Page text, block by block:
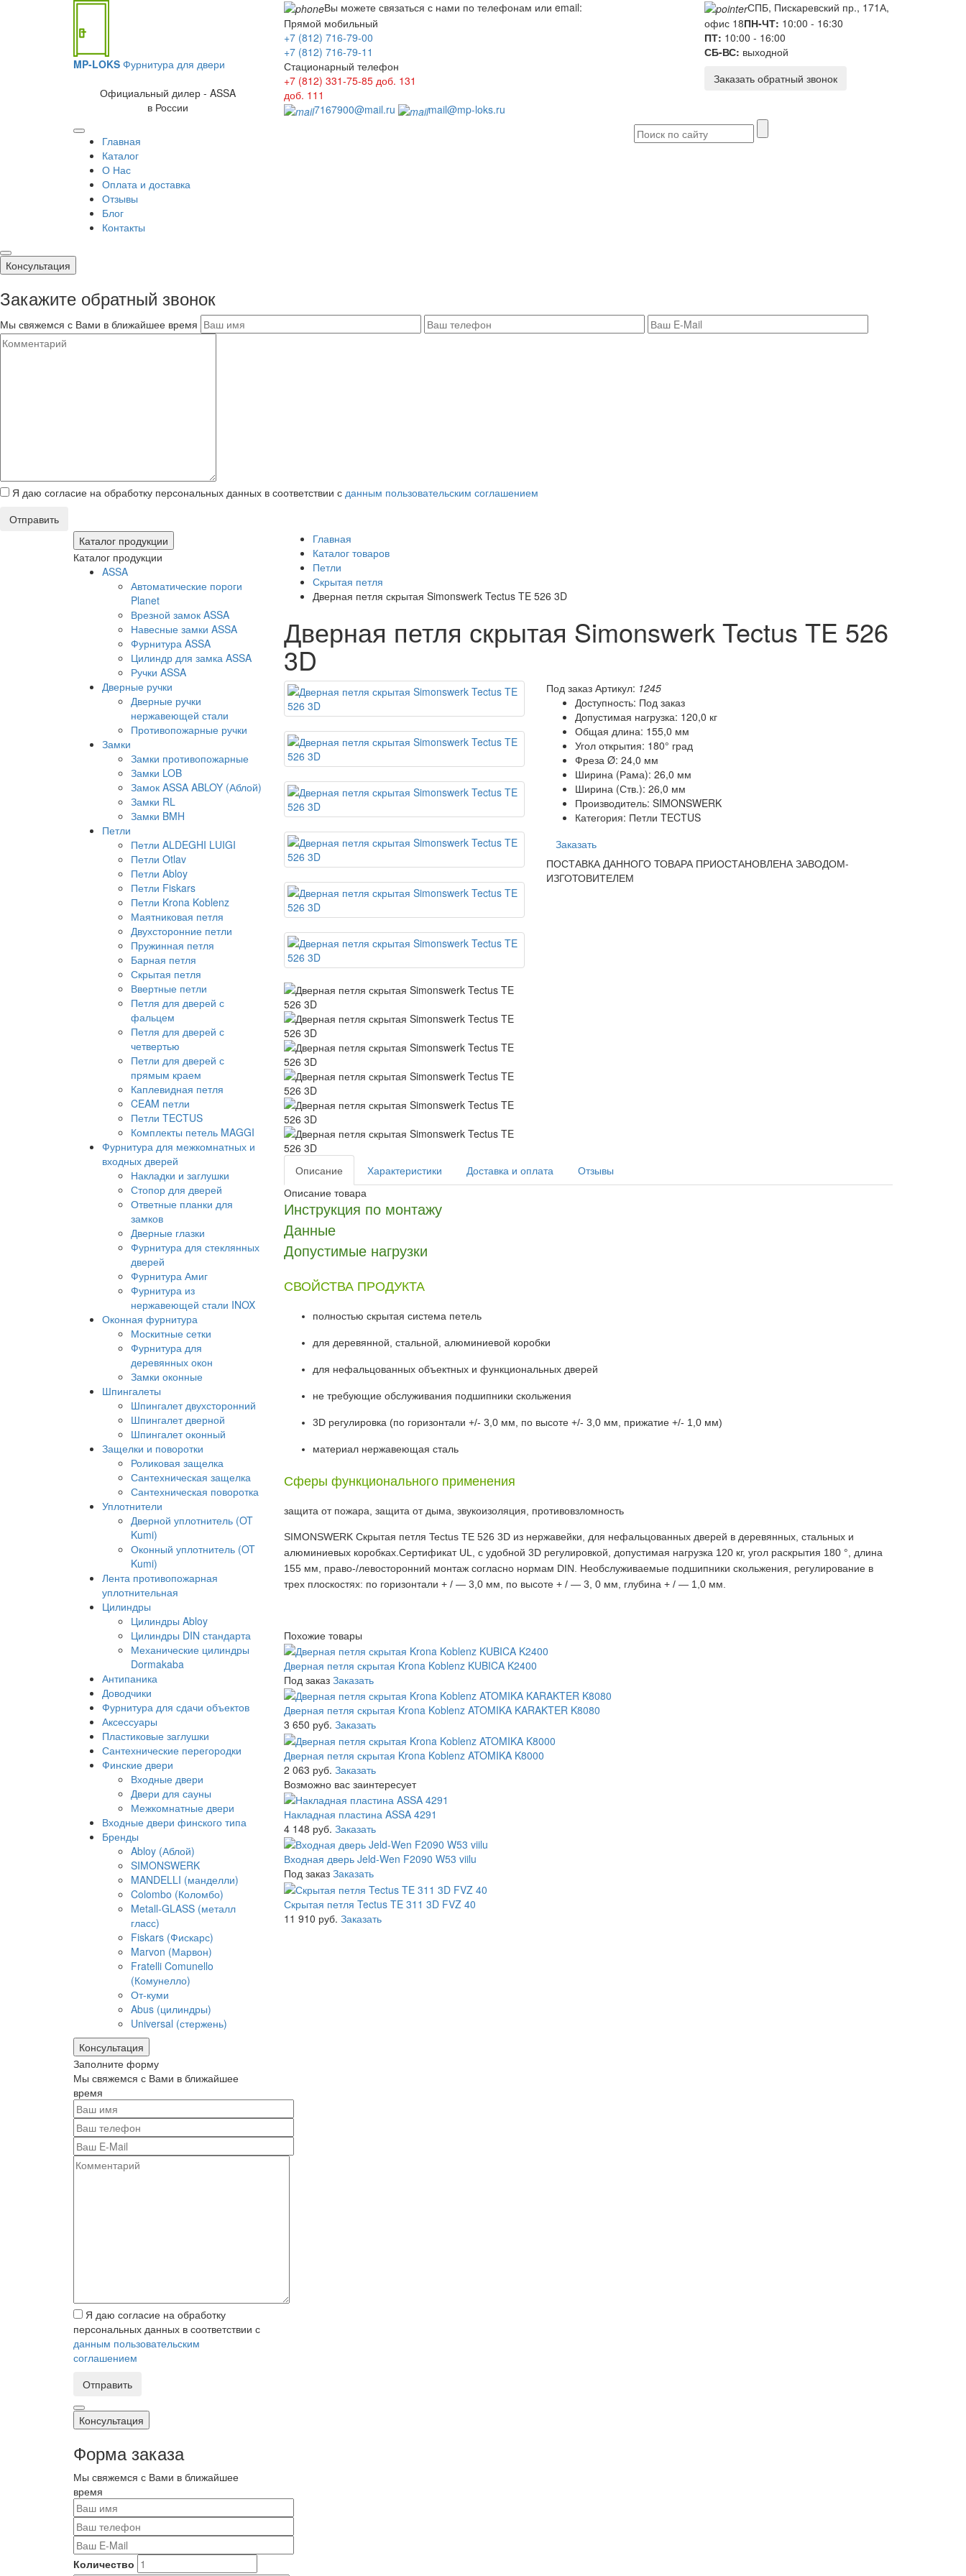
MP-LOKS Фурнитура для двери
Официальный дилер - ASSA
в России
Вы можете связаться с нами по телефонам или email:
Прямой мобильный
+7 (812) 716-79-00
+7 (812) 716-79-11
Стационарный телефон
+7 (812) 331-75-85 доб. 131
доб. 111
7167900@mail.ru
mail@mp-loks.ru
СПБ, Пискаревский пр., 171А,
офис 18ПН-ЧТ: 10:00 - 16:30
ПТ: 10:00 - 16:00
СБ-ВС: выходной
Заказать обратный звонок
Главная
Каталог
О Нас
Оплата и доставка
Отзывы
Блог
Контакты
Консультация
Закажите обратный звонок
Мы свяжемся с Вами в ближайшее время
Я даю согласие на обработку персональных данных в соответствии с данным пользовательским соглашением
Отправить
Каталог продукции
Каталог продукции
ASSA
Автоматические пороги
Planet
Врезной замок ASSA
Навесные замки ASSA
Фурнитура ASSA
Цилиндр для замка ASSA
Ручки ASSA
Дверные ручки
Дверные ручки
нержавеющей стали
Противопожарные ручки
Замки
Замки противопожарные
Замки LOB
Замок ASSA ABLOY (Аблой)
Замки RL
Замки BMH
Петли
Петли ALDEGHI LUIGI
Петли Otlav
Петли Abloy
Петли Fiskars
Петли Krona Koblenz
Маятниковая петля
Двухсторонние петли
Пружинная петля
Барная петля
Скрытая петля
Ввертные петли
Петля для дверей с
фальцем
Петля для дверей с
четвертью
Петли для дверей с
прямым краем
Каплевидная петля
CEAM петли
Петли TECTUS
Комплекты петель MAGGI
Фурнитура для межкомнатных и
входных дверей
Накладки и заглушки
Стопор для дверей
Ответные планки для
замков
Дверные глазки
Фурнитура для стеклянных
дверей
Фурнитура Амиг
Фурнитура из
нержавеющей стали INOX
Оконная фурнитура
Москитные сетки
Фурнитура для
деревянных окон
Замки оконные
Шпингалеты
Шпингалет двухсторонний
Шпингалет дверной
Шпингалет оконный
Защелки и поворотки
Роликовая защелка
Сантехническая защелка
Сантехническая поворотка
Уплотнители
Дверной уплотнитель (OT
Kumi)
Оконный уплотнитель (OT
Kumi)
Лента противопожарная
уплотнительная
Цилиндры
Цилиндры Abloy
Цилиндры DIN стандарта
Механические цилиндры
Dormakaba
Антипаника
Доводчики
Фурнитура для сдачи объектов
Аксессуары
Пластиковые заглушки
Сантехнические перегородки
Финские двери
Входные двери
Двери для сауны
Межкомнатные двери
Входные двери финского типа
Бренды
Abloy (Аблой)
SIMONSWERK
MANDELLI (манделли)
Colombo (Коломбо)
Metall-GLASS (металл
гласс)
Fiskars (Фискарс)
Marvon (Марвон)
Fratelli Comunello
(Комунелло)
От-куми
Abus (цилиндры)
Universal (стержень)
Консультация
Заполните форму
Мы свяжемся с Вами в ближайшее
время
Я даю согласие на обработку
персональных данных в соответствии с
данным пользовательским
соглашением
Отправить
Консультация
Форма заказа
Мы свяжемся с Вами в ближайшее
время
Количество
Главная
Каталог товаров
Петли
Скрытая петля
Дверная петля скрытая Simonswerk Tectus TE 526 3D
Дверная петля скрытая Simonswerk Tectus TE 526
3D
Под заказАртикул: 1245
Доступность: Под заказ
Допустимая нагрузка: 120,0 кг
Общая длина: 155,0 мм
Угол открытия: 180° град
Фреза Ø: 24,0 мм
Ширина (Рама): 26,0 мм
Ширина (Ств.): 26,0 мм
Производитель: SIMONSWERK
Категория: Петли TECTUS
Заказать
ПОСТАВКА ДАННОГО ТОВАРА ПРИОСТАНОВЛЕНА ЗАВОДОМ-
ИЗГОТОВИТЕЛЕМ
Описание Характеристики Доставка и оплата
Отзывы
Описание товара
Инструкция по монтажу
Данные
Допустимые нагрузки
СВОЙСТВА ПРОДУКТА
полностью скрытая система петель
для деревянной, стальной, алюминиевой коробки
для нефальцованных объектных и функциональных дверей
не требующие обслуживания подшипники скольжения
3D регулировка (по горизонтали +/- 3,0 мм, по высоте +/- 3,0 мм, прижатие +/- 1,0 мм)
материал нержавеющая сталь
Сферы функционального применения
защита от пожара, защита от дыма, звукоизоляция, противовзломность
SIMONSWERK Скрытая петля Tectus TE 526 3D из нержавейки, для нефальцованных дверей в деревянных, стальных и
алюминиевых коробках.Сертификат UL, с удобной 3D регулировкой, допустимая нагрузка 120 кг, угол раскрытия 180 °, длина
155 мм, право-/левосторонний монтаж согласно нормам DIN. Необслуживаемые подшипники скольжения, регулирование в
трех плоскостях: по горизонтали + / — 3,0 мм, по высоте + / — 3, 0 мм, глубина + / — 1,0 мм.
Похожие товары
Дверная петля скрытая Krona Koblenz KUBICA K2400
Под заказ Заказать
Дверная петля скрытая Krona Koblenz ATOMIKA KARAKTER K8080
3 650 руб. Заказать
Дверная петля скрытая Krona Koblenz ATOMIKA K8000
2 063 руб. Заказать
Возможно вас заинтересует
Накладная пластина ASSA 4291
4 148 руб. Заказать
Входная дверь Jeld-Wen F2090 W53 viilu
Под заказ Заказать
Скрытая петля Tectus TE 311 3D FVZ 40
11 910 руб. Заказать